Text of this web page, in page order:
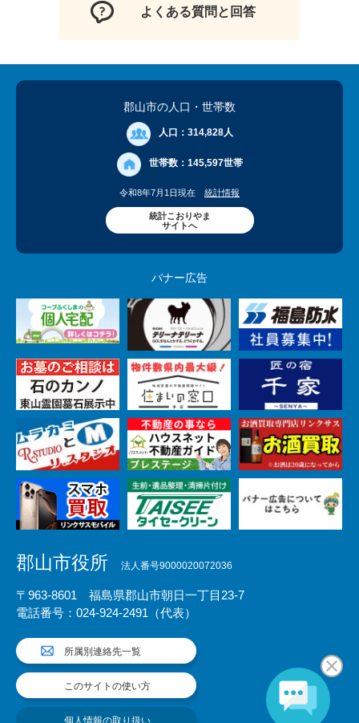
よくある質問と回答
郡山市の人口 ・世帯数
人口： 314,828人
世帯数： 145,597世帯
令和8年7月1日現在 統計情報
統計こおりやま
サイトへ
バナー広告
郡山市役所 法人番号9000020072036
〒963-8601 福島県郡山市朝日一丁目23-7
電話番号：024-924-2491（代表）
所属別連絡先一覧
このサイトの使い方